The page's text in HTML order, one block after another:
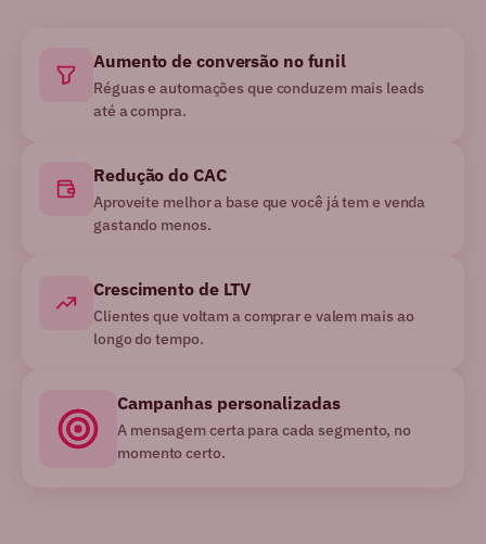
Aumento de conversão no funil
Réguas e automações que conduzem mais leads
até a compra.
Redução do CAC
Aproveite melhor a base que você já tem e venda
gastando menos.
Crescimento de LTV
Clientes que voltam a comprar e valem mais ao
longo do tempo.
Campanhas personalizadas
A mensagem certa para cada segmento, no
momento certo.